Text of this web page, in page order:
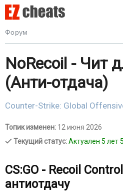
Форум
NoRecoil - Чит
(Анти-отдача)
Counter-Strike: Global
Топик изменен: 12 июня 2026
Текущий статус:Актуален 5 лет
CS:GO - Recoil
антиотдачу